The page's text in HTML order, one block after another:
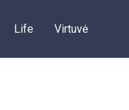
Life Virtuvė